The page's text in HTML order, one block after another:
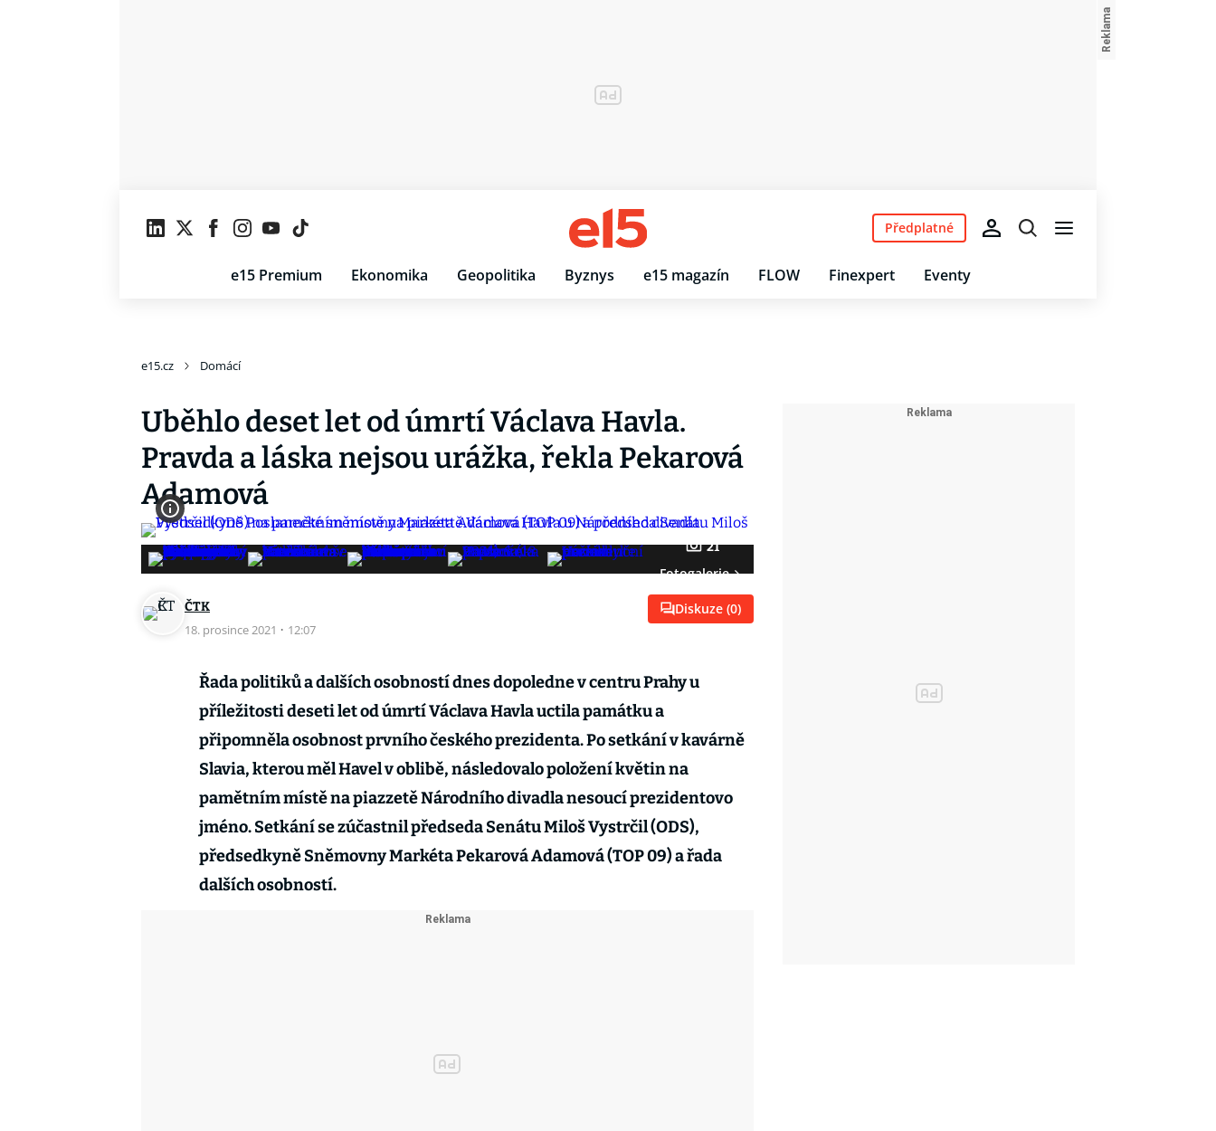
e15 Premium Ekonomika Geopolitika Byznys e15 magazín FLOW Finexpert Eventy
Předplatné
e15.cz Domácí
Uběhlo deset let od úmrtí Václava Havla.
Pravda a láska nejsou urážka, řekla Pekarová
Adamová
21
Fotogalerie
ČTK
18. prosince 2021 · 12:07
Diskuze (0)
Řada politiků a dalších osobností dnes dopoledne v centru Prahy u
příležitosti deseti let od úmrtí Václava Havla uctila památku a
připomněla osobnost prvního českého prezidenta. Po setkání v kavárně
Slavia, kterou měl Havel v oblibě, následovalo položení květin na
pamětním místě na piazzetě Národního divadla nesoucí prezidentovo
jméno. Setkání se zúčastnil předseda Senátu Miloš Vystrčil (ODS),
předsedkyně Sněmovny Markéta Pekarová Adamová (TOP 09) a řada
dalších osobností.